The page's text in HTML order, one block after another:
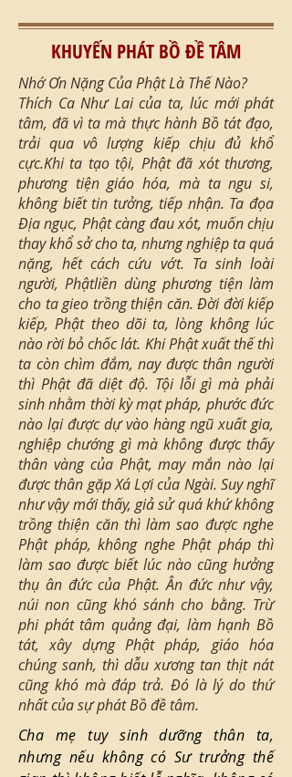
KHUYẾN PHÁT BỒ ĐỀ TÂM
Nhớ Ơn Nặng Của Phật Là Thế Nào?
Thích Ca Như Lai của ta, lúc mới phát
tâm, đã vì ta mà thực hành Bồ tát đạo,
trải qua vô lượng kiếp chịu đủ khổ
cực.Khi ta tạo tội, Phật đã xót thương,
phương tiện giáo hóa, mà ta ngu si,
không biết tin tưởng, tiếp nhận. Ta đọa
Địa ngục, Phật càng đau xót, muốn chịu
thay khổ sở cho ta, nhưng nghiệp ta quá
nặng, hết cách cứu vớt. Ta sinh loài
người, Phậtliền dùng phương tiện làm
cho ta gieo trồng thiện căn. Đời đời kiếp
kiếp, Phật theo dõi ta, lòng không lúc
nào rời bỏ chốc lát. Khi Phật xuất thế thì
ta còn chìm đắm, nay được thân người
thì Phật đã diệt độ. Tội lỗi gì mà phải
sinh nhằm thời kỳ mạt pháp, phước đức
nào lại được dự vào hàng ngũ xuất gia,
nghiệp chướng gì mà không được thấy
thân vàng của Phật, may mắn nào lại
được thân gặp Xá Lợi của Ngài. Suy nghĩ
như vậy mới thấy, giả sử quá khứ không
trồng thiện căn thì làm sao được nghe
Phật pháp, không nghe Phật pháp thì
làm sao được biết lúc nào cũng hưởng
thụ ân đức của Phật. Ân đức như vậy,
núi non cũng khó sánh cho bằng. Trừ
phi phát tâm quảng đại, làm hạnh Bồ
tát, xây dựng Phật pháp, giáo hóa
chúng sanh, thì dẫu xương tan thịt nát
cũng khó mà đáp trả. Đó là lý do thứ
nhất của sự phát Bồ đề tâm.
Cha mẹ tuy sinh dưỡng thân ta,
nhưng nếu không có Sư trưởng thế